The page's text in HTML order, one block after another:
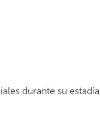
durante su estadía